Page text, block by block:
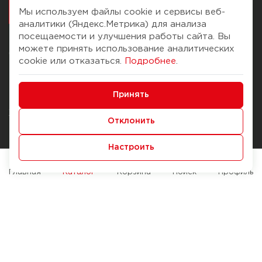
О компании
История Компании
Журнал
Наши марки
Брендирование
Помощь
Доставка и оплата
Способы оплаты
Служба контроля качества
Мы используем файлы cookie и сервисы веб-
аналитики (Яндекс.Метрика) для анализа
посещаемости и улучшения работы сайта. Вы
можете принять использование аналитических
cookie или отказаться.
Подробнее
Принять
Отклонить
Настроить
Главная Каталог Корзина Поиск Профиль